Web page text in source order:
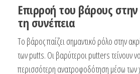
Επιρροή του βάρους στην
τη συνέπεια
Το βάρος παίζει σημαντικό ρόλο στην
των putts. Οι βαρύτεροι putters τείνουν
περισσότερη ανατροφοδότηση μέσω των